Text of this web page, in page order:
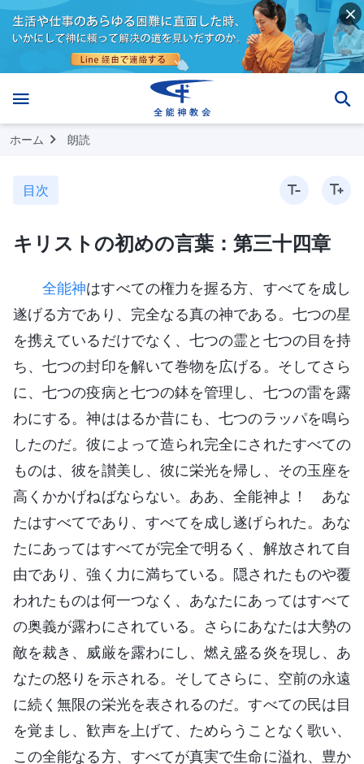
ホーム 朗読
目次
キリストの初めの言葉：第三十四章
全能神はすべての権力を握る方、すべてを成し
遂げる方であり、完全なる真の神である。七つの星
を携えているだけでなく、七つの霊と七つの目を持
ち、七つの封印を解いて巻物を広げる。そしてさら
に、七つの疫病と七つの鉢を管理し、七つの雷を露
わにする。神ははるか昔にも、七つのラッパを鳴ら
したのだ。彼によって造られ完全にされたすべての
ものは、彼を讃美し、彼に栄光を帰し、その玉座を
高くかかげねばならない。ああ、全能神よ！ あな
たはすべてであり、すべてを成し遂げられた。あな
たにあってはすべてが完全で明るく、解放されて自
由であり、強く力に満ちている。隠されたものや覆
われたものは何一つなく、あなたにあってはすべて
の奥義が露わにされている。さらにあなたは大勢の
敵を裁き、威厳を露わにし、燃え盛る炎を現し、あ
なたの怒りを示される。そしてさらに、空前の永遠
に続く無限の栄光を表されるのだ。すべての民は目
を覚まし、歓声を上げて、ためらうことなく歌い、
この全能なる方、すべてが真実で生命に溢れ、豊か